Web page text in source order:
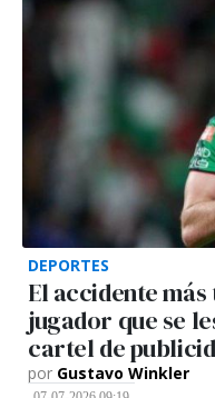
DEPORTES
El accidente
jugador que se
cartel de
por Gustavo Winkler